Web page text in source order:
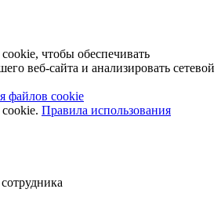
чтобы обеспечивать
веб-сайта и анализировать сетевой
файлов cookie
Правила использования